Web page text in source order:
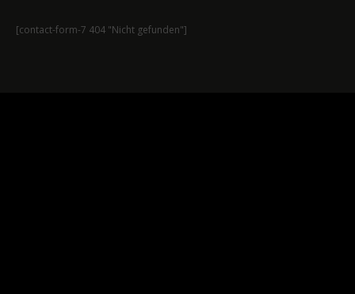
[contact-form-7 404 "Nicht gefunden"]